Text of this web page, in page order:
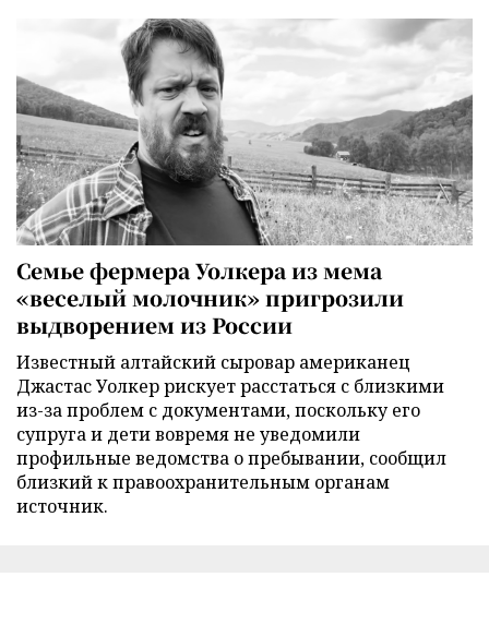
Семье фермера Уолкера из мема
«веселый молочник» пригрозили
выдворением из России
Известный алтайский сыровар американец
Джастас Уолкер рискует расстаться с близкими
из-за проблем с документами, поскольку его
супруга и дети вовремя не уведомили
профильные ведомства о пребывании, сообщил
близкий к правоохранительным органам
источник.